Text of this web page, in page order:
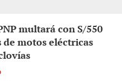
multará con S/550
de motos eléctricas